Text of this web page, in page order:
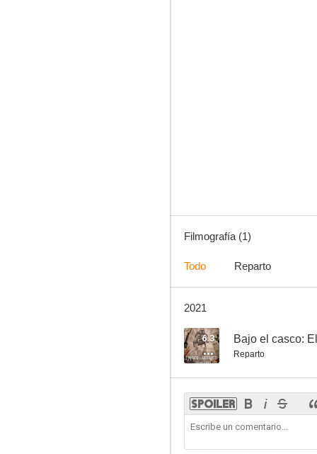
Filmografía (1)
Todo Reparto
2021
6.3 Bajo el casco:
Reparto